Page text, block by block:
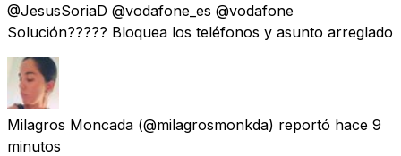
@JesusSoriaD @vodafone_es @vodafone
Solución????? Bloquea los teléfonos y asunto arreglado
Milagros Moncada (@milagrosmonkda) reportó hace 9
minutos